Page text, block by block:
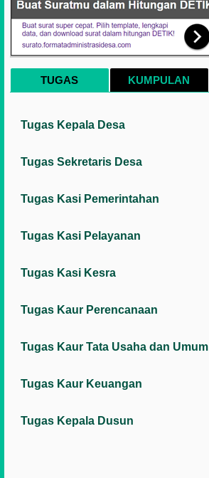
TUGAS KUMPULAN
Tugas Kepala Desa
Tugas Sekretaris Desa
Tugas Kasi Pemerintahan
Tugas Kasi Pelayanan
Tugas Kasi Kesra
Tugas Kaur Perencanaan
Tugas Kaur Tata Usaha dan Umum
Tugas Kaur Keuangan
Tugas Kepala Dusun